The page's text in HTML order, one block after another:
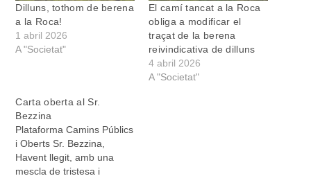
Dilluns, tothom de berena
a la Roca!
1 abril 2026
A "Societat"
El camí tancat a la Roca
obliga a modificar el
traçat de la berena
reivindicativa de dilluns
4 abril 2026
A "Societat"
Carta oberta al Sr.
Bezzina
Plataforma Camins Públics
i Oberts Sr. Bezzina,
Havent llegit, amb una
mescla de tristesa i